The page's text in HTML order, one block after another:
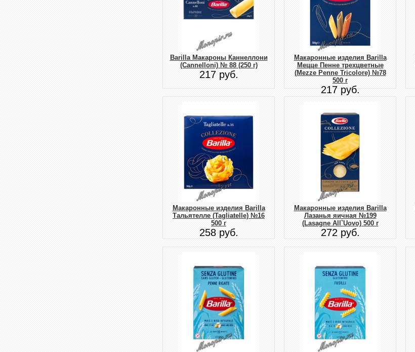
Barilla Макароны Каннеллони
(Cannelloni) № 88 (250 г)
217 руб.
Макаронные изделия Barilla
Мецце Пенне трехцветные
(Mezze Penne Tricolore) №78
500 г
217 руб.
Макаронные изделия Barilla
Тальятелле (Tagliatelle) №16
500 г
258 руб.
Макаронные изделия Barilla
Лазанья яичная №199
(Lasagne All`Uovo) 500 г
272 руб.